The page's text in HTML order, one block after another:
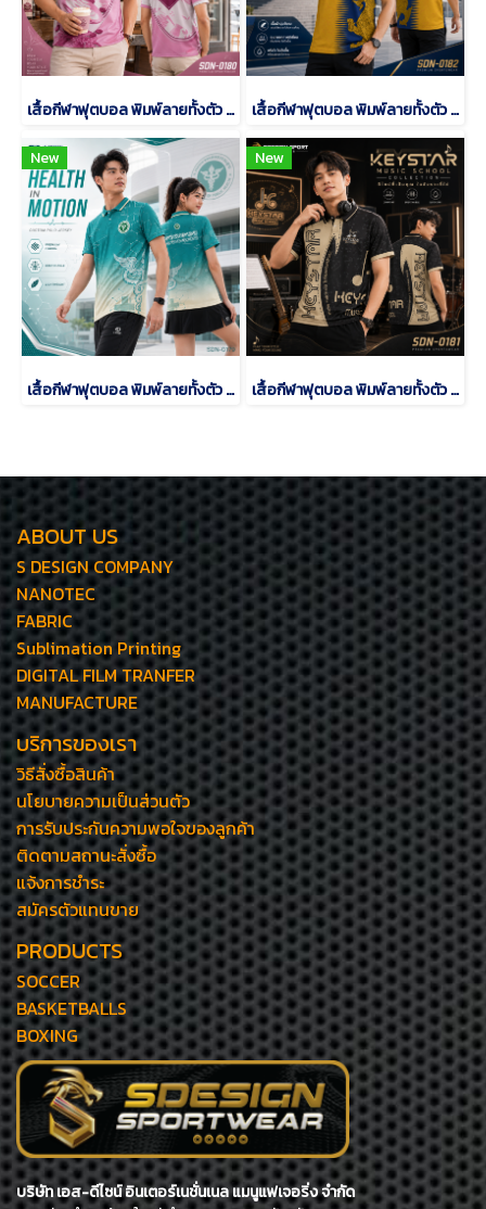
เสื้อกีฬาฟุตบอล พิมพ์ลายทั้งตัว เนื้อผ้า "นาโนเทค" SDN-0180 เสื้อกีฬาฟุตบอล พิมพ์ลายทั้งตัว เนื้อผ้า "นาโนเทค" SDN-0182
New
เสื้อกีฬาฟุตบอล พิมพ์ลายทั้งตัว เนื้อผ้า "นาโนเทค" SDN-0179
New
เสื้อกีฬาฟุตบอล พิมพ์ลายทั้งตัว เนื้อผ้า "นาโนเทค" SDN-0181
ABOUT US
S DESIGN COMPANY
NANOTEC
FABRIC
Sublimation Printing
DIGITAL FILM TRANFER
MANUFACTURE
บริการของเรา
วิธีสั่งซื้อสินค้า
นโยบายความเป็นส่วนตัว
การรับประกันความพอใจของลูกค้า
ติดตามสถานะสั่งซื้อ
แจ้งการชำระ
สมัครตัวแทนขาย
PRODUCTS
SOCCER
BASKETBALLS
BOXING
บริษัท เอส-ดีไซน์ อินเตอร์เนชั่นเนล แมนูแฟเจอริ่ง จำกัด